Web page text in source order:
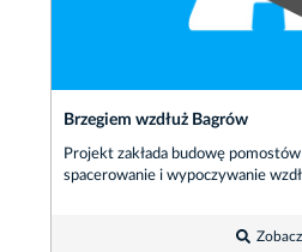
Brzegiem wzdłuż Bagrów
Projekt zakłada budowę
spacerowanie i wypoczywanie
Zobacz